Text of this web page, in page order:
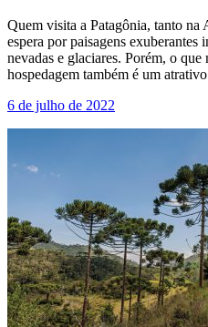
Quem visita a Patagônia, tanto
espera por paisagens exuberantes
nevadas e glaciares. Porém, o que
hospedagem também é um
6 de julho de 2022